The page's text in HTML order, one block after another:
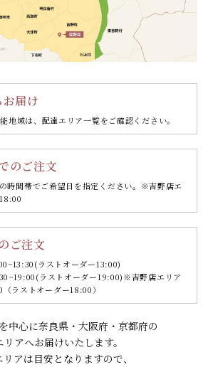
届け
地域は、配達エリア一覧をご確認ください。
のご注文
時間帯でご希望日を指定ください。 ※吉野店エ
ご注文
(ラストオーダー13:00)
(ラストオーダー19:00)※吉野店エリア
ラストオーダー18:00）
中心に奈良県・大阪府・京都府の
リアへお届けいたします。
アは目安となりますので、